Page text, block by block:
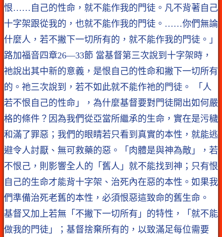
恨……自己的性命，就不能作我的門徒。凡不背著自己
十字架跟從我的，也就不能作我的門徒。……你們無論
什麼人，若不撇下一切所有的，就不能作我的門徒。」
路加福音四章26—33節 當基督第三次說到十字架時，
祂說出其中新的意義，是恨自己的性命和撇下一切所有
的。祂三次說到，若不如此就不能作祂的門徒。 「人
若不恨自己的性命」，為什麼基督要對門徒開出如何嚴
格的條件？因為我們從亞當所繼承的生命，實在是污穢
和滿了罪惡；我們的眼睛若只看到真實的本性，就能逃
避令人討厭、無可救藥的惡。「肉體是與神為敵」，若
不恨己，則影響全人的「舊人」就不能找到神；只有恨
自己的生命才能背十字架、治死內在惡的本性。如果我
們準備治死老舊的本性，必須恨惡這致命的舊生命。
基督又加上若無「不撇下一切所有」的特性，「就不能
做我的門徒」；基督捨棄所有的，以致滿足每位需要